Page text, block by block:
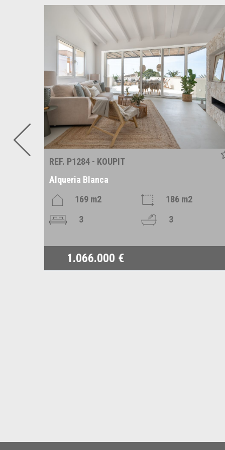
REF. P1284 - KOUPIT
Alqueria Blanca
169 m2
186 m2
3
3
1.066.000 €